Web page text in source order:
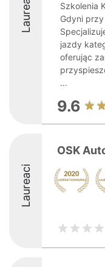
Laureaci
Szkolenia
Gdyni
jazdy
oferując
...
9.6
Laureaci
OSK